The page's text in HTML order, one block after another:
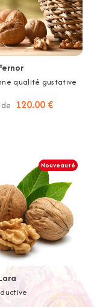
qualité gustative
120.00 €
Nouveauté